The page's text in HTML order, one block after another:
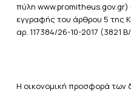
πύλη
εγγραφής του άρθρου 5 της
αρ. 117384/26-10-2017 (3821
Η οικονομική προσφορά των